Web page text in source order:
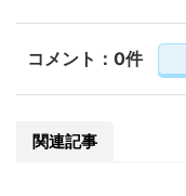
コメント：0件
関連記事